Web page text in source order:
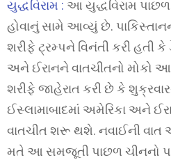
યુદ્ધવિરામ : આ યુદ્ધવિરામ પાછળ
હોવાનું સામે આવ્યું છે.
શરીફે ટ્રમ્પને વિનંતી કરી હતી
અને ઈરાનને વાતચીતનો મોકો
શરીફે જાહેરાત કરી છે કે
ઈસ્લામાબાદમાં અમેરિકા અને
વાતચીત શરૂ થશે. નવાઈની વાત
મતે આ સમજૂતી પાછળ ચીનનો